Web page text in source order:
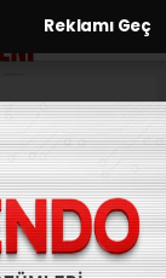
Reklamı Geç
düşen